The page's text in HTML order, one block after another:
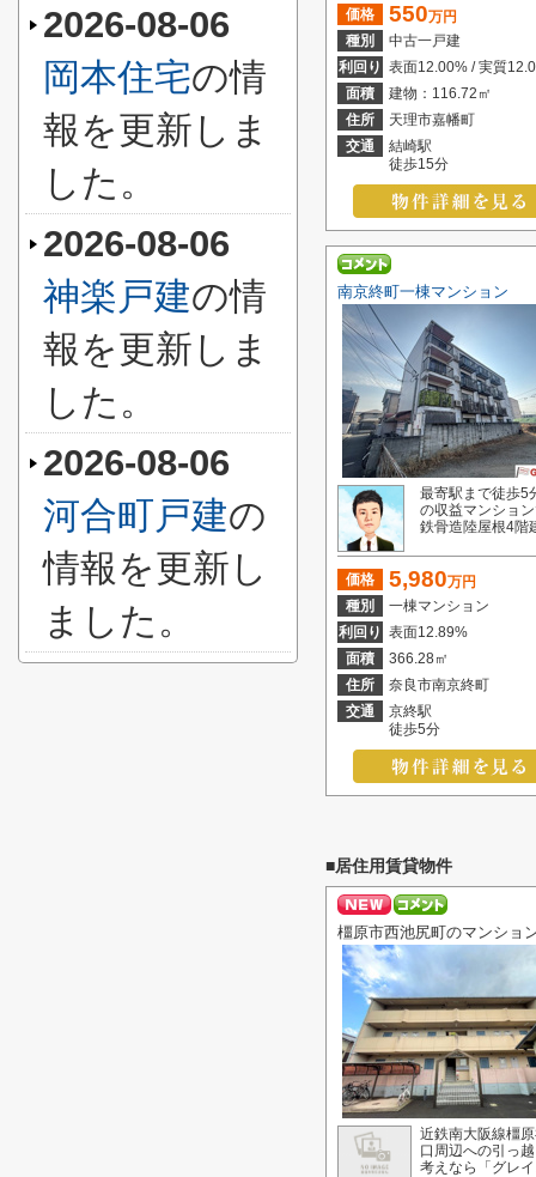
価格 550万円
種別
中古一戸建
利回り 表面12.00% / 実質
面積
建物：116.72㎡
住所
天理市嘉幡町
交通
結崎駅
徒歩15分
南京終町一棟マンション
最寄駅まで徒歩5
の収益マンショ
鉄骨造陸屋根4階
価格 5,980万円
種別
一棟マンション
利回り 表面12.89%
面積
366.28㎡
住所
奈良市南京終町
交通
京終駅
徒歩5分
■居住用賃貸物件
橿原市西池尻町のマンショ
近鉄南大阪線橿
口周辺への引っ
考えなら「グレ
2026-08-06
岡本住宅の情
報を更新しま
した。
2026-08-06
神楽戸建の情
報を更新しま
した。
2026-08-06
河合町戸建の
情報を更新し
ました。